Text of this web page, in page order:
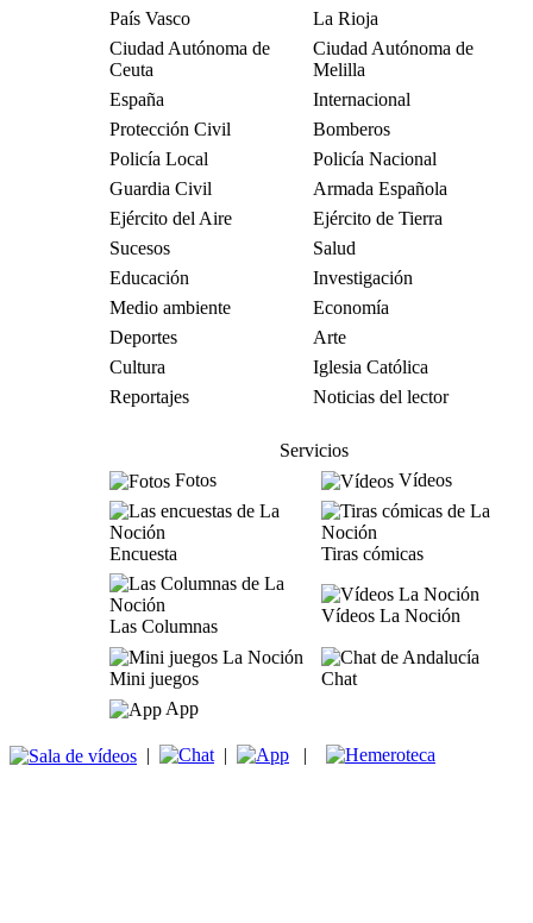
País Vasco
La Rioja
Ciudad Autónoma de
Ceuta
Ciudad Autónoma de
Melilla
España
Internacional
Protección Civil
Bomberos
Policía Local
Policía Nacional
Guardia Civil
Armada Española
Ejército del Aire
Ejército de Tierra
Sucesos
Salud
Educación
Investigación
Medio ambiente
Economía
Deportes
Arte
Cultura
Iglesia Católica
Reportajes
Noticias del lector
Servicios
Fotos
Vídeos
Encuesta Tiras cómicas
Las Columnas
Vídeos La Noción
Mini juegos
Chat
App
| | |